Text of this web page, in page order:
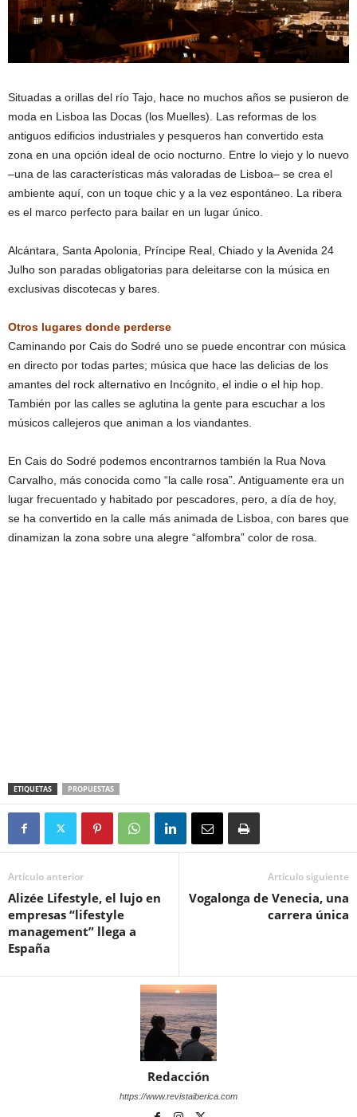
Situadas a orillas del río Tajo, hace no muchos años se pusieron de
moda en Lisboa las Docas (los Muelles). Las reformas de los
antiguos edificios industriales y pesqueros han convertido esta
zona en una opción ideal de ocio nocturno. Entre lo viejo y lo nuevo
–una de las características más valoradas de Lisboa– se crea el
ambiente aquí, con un toque chic y a la vez espontáneo. La ribera
es el marco perfecto para bailar en un lugar único.
Alcántara, Santa Apolonia, Príncipe Real, Chiado y la Avenida 24
Julho son paradas obligatorias para deleitarse con la música en
exclusivas discotecas y bares.
Otros lugares donde perderse
Caminando por Cais do Sodré uno se puede encontrar con música
en directo por todas partes; música que hace las delicias de los
amantes del rock alternativo en Incógnito, el indie o el hip hop.
También por las calles se aglutina la gente para escuchar a los
músicos callejeros que animan a los viandantes.
En Cais do Sodré podemos encontrarnos también la Rua Nova
Carvalho, más conocida como “la calle rosa”. Antiguamente era un
lugar frecuentado y habitado por pescadores, pero, a día de hoy,
se ha convertido en la calle más animada de Lisboa, con bares que
dinamizan la zona sobre una alegre “alfombra” color de rosa.
ETIQUETAS PROPUESTAS
Artículo anterior
Alizée Lifestyle, el lujo en
empresas “lifestyle
management” llega a
España
Artículo siguiente
Vogalonga de Venecia, una
carrera única
Redacción
https://www.revistaiberica.com